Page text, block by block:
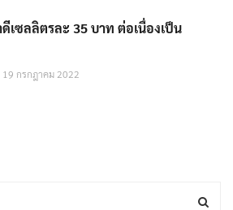
เซลลิตรละ 35 บาท ต่อเนื่องเป็น
19 กรกฎาคม 2022